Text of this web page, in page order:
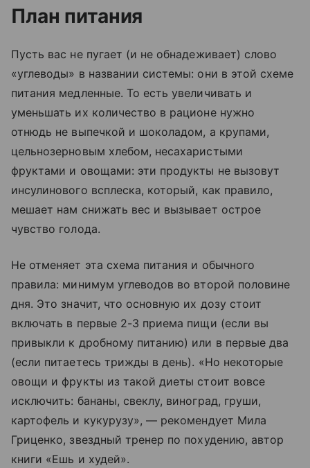
План питания
Пусть вас не пугает (и не обнадеживает) слово
«углеводы» в названии системы: они в этой схеме
питания медленные. То есть увеличивать и
уменьшать их количество в рационе нужно
отнюдь не выпечкой и шоколадом, а крупами,
цельнозерновым хлебом, несахаристыми
фруктами и овощами: эти продукты не вызовут
инсулинового всплеска, который, как правило,
мешает нам снижать вес и вызывает острое
чувство голода.
Не отменяет эта схема питания и обычного
правила: минимум углеводов во второй половине
дня. Это значит, что основную их дозу стоит
включать в первые 2-3 приема пищи (если вы
привыкли к дробному питанию) или в первые два
(если питаетесь трижды в день). «Но некоторые
овощи и фрукты из такой диеты стоит вовсе
исключить: бананы, свеклу, виноград, груши,
картофель и кукурузу», — рекомендует Мила
Гриценко, звездный тренер по похудению, автор
книги «Ешь и худей».